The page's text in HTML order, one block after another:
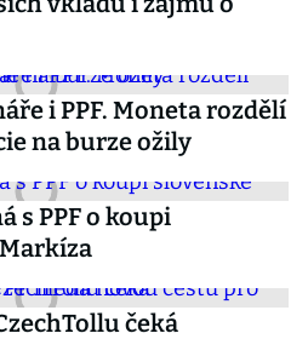
i PPF. Moneta rozdělí
na burze ožily
s PPF o koupi
čeká